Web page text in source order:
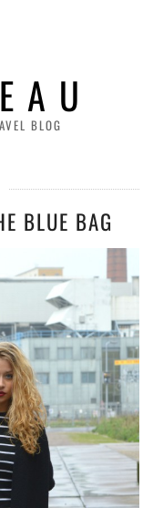
A U
BLOG
BLUE BAG